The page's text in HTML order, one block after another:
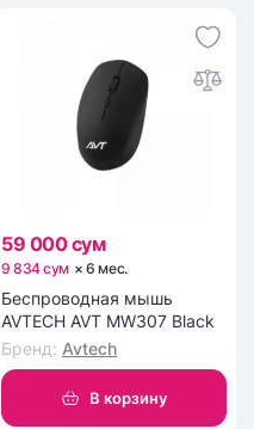
59 000 сум
9 834 сум × 6 мес.
Беспроводная мышь
AVTECH AVT MW307 Black
Бренд: Avtech
В корзину